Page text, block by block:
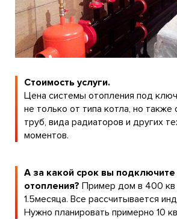
Стоимость услуги.
Цена системы отопления под
не только от типа котла, но также
труб, вида радиаторов и других
моментов.
А за какой срок вы
отопления? Пример дом в 400
1.5месяца. Все рассчитывается
Нужно планировать примерно 10